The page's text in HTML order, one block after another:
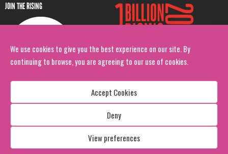
We use cookies to give you the best experience on our site. By
continuing to browse, you are agreeing to our use of cookies.
Accept Cookies
Deny
View preferences
JOIN THE RISING
Copyright: 1 Billion Rising
All Rights Reserved. 2026
Design:Viva & Co.